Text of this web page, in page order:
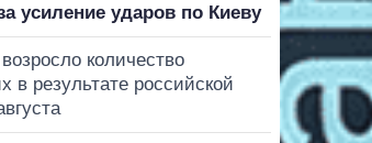
усиление ударов по Киеву
количество
в результате российской